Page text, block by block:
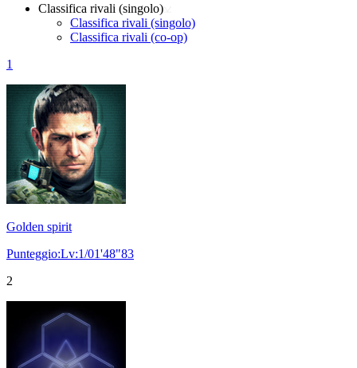
Classifica rivali (singolo)
Classifica rivali (singolo)
Classifica rivali (co-op)
1
Golden spirit
Punteggio:Lv:1/01'48"83
2